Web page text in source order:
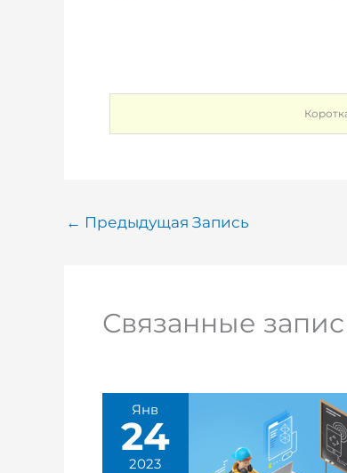
← Предыдущая Запись
Связанные
Янв
24
2023